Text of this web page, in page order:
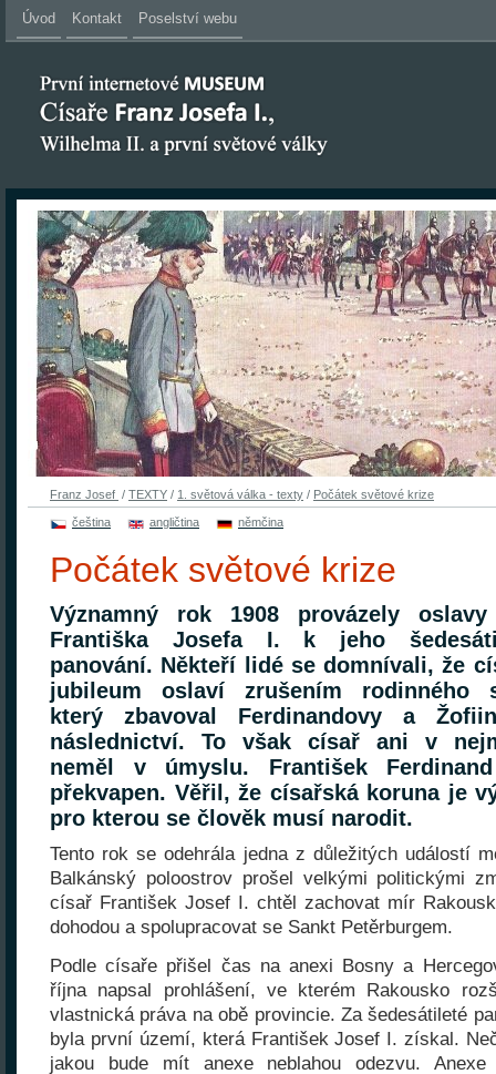
Úvod Kontakt Poselství webu
Franz Josef / TEXTY / 1. světová válka - texty / Počátek světové krize
čeština angličtina němčina
Počátek světové krize
Významný rok 1908 provázely
Františka Josefa I. k jeho
panování. Někteří lidé se domnívali, že
jubileum oslaví zrušením rodinného
který zbavoval Ferdinandovy a
následnictví. To však císař ani v
neměl v úmyslu. František
překvapen. Věřil, že císařská koruna je
pro kterou se člověk musí narodit.
Tento rok se odehrála jedna z důležitých událostí
Balkánský poloostrov prošel velkými politickými
císař František Josef I. chtěl zachovat mír
dohodou a spolupracovat se Sankt Petěrburgem.
Podle císaře přišel čas na anexi Bosny a
října napsal prohlášení, ve kterém Rakousko
vlastnická práva na obě provincie. Za šedesátileté
byla první území, která František Josef I. získal.
jakou bude mít anexe neblahou odezvu. Anexe